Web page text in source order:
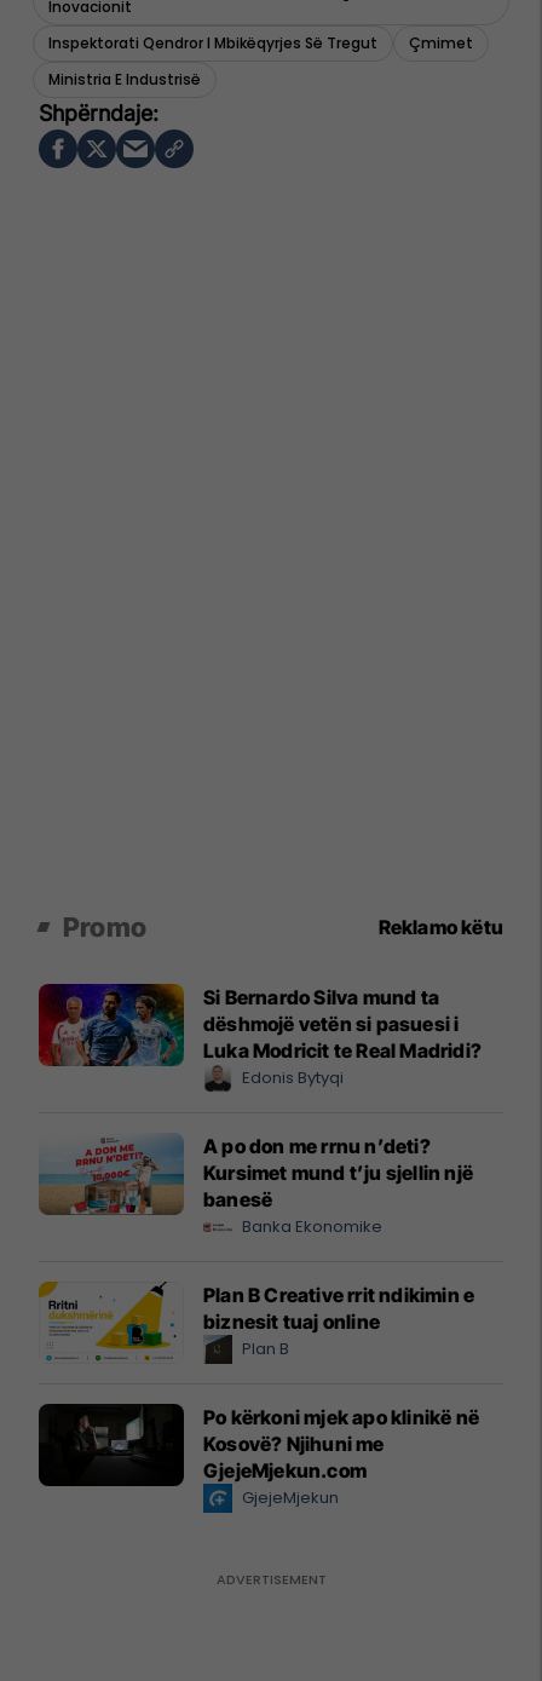
Inovacionit
Inspektorati Qendror I Mbikëqyrjes Së Tregut
Çmimet
Ministria E Industrisë
Promo Reklamo këtu
Si Bernardo Silva mund ta
dëshmojë vetën si pasuesi i
Luka Modricit te Real Madridi?
Edonis Bytyqi
A po don me rrnu n’deti?
Kursimet mund t’ju sjellin një
banesë
Banka Ekonomike
Plan B Creative rrit ndikimin e
biznesit tuaj online
Plan B
Po kërkoni mjek apo klinikë në
Kosovë? Njihuni me
GjejeMjekun.com
GjejeMjekun